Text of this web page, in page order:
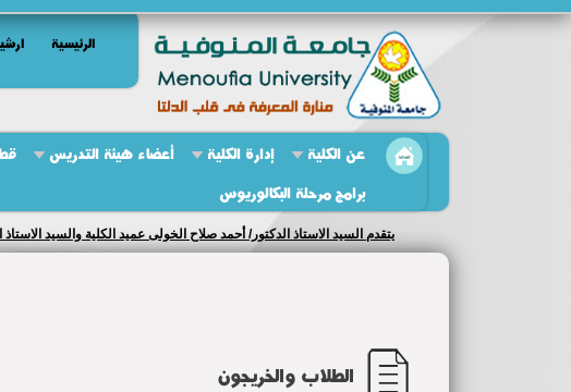
الرئيسية
عن الكلية إدارة الكلية أعضاء هيئة التدريس
برامج مرحلة البكالوريوس
يتقدم السيد الاستاذ الدكتور/ أحمد صلاح الخولى عميد الكلية والسيد
الطلاب والخريجون